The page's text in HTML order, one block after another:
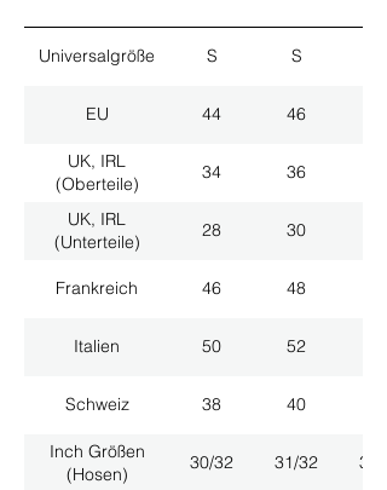
Universalgröße S S
EU 44 46
UK, IRL
(Oberteile)
34 36
UK, IRL
(Unterteile)
28 30
Frankreich 46 48
Italien 50 52
Schweiz 38 40
Inch Größen
(Hosen)
30/32 31/32 33/